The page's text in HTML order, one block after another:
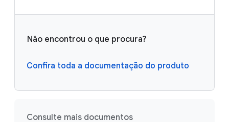
Não encontrou o que procura?
Confira toda a documentação do produto
Consulte mais documentos